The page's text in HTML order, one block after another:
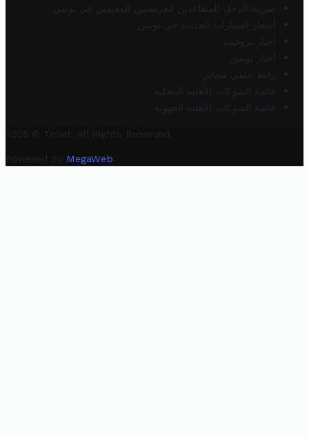
ضريبة الدخل للمتقاعدين الفرنسيين المقيمين في تونس
أسعار السيارات الجديدة في تونس
أخبار تروفيت
أخبار تونس
رابط خلفي مجاني
قائمة الشركات الأهلية المحلية
قائمة الشركات الأهلية الجهوية
2025 © Trovit. All Rights Reserved.
Powered By MegaWeb